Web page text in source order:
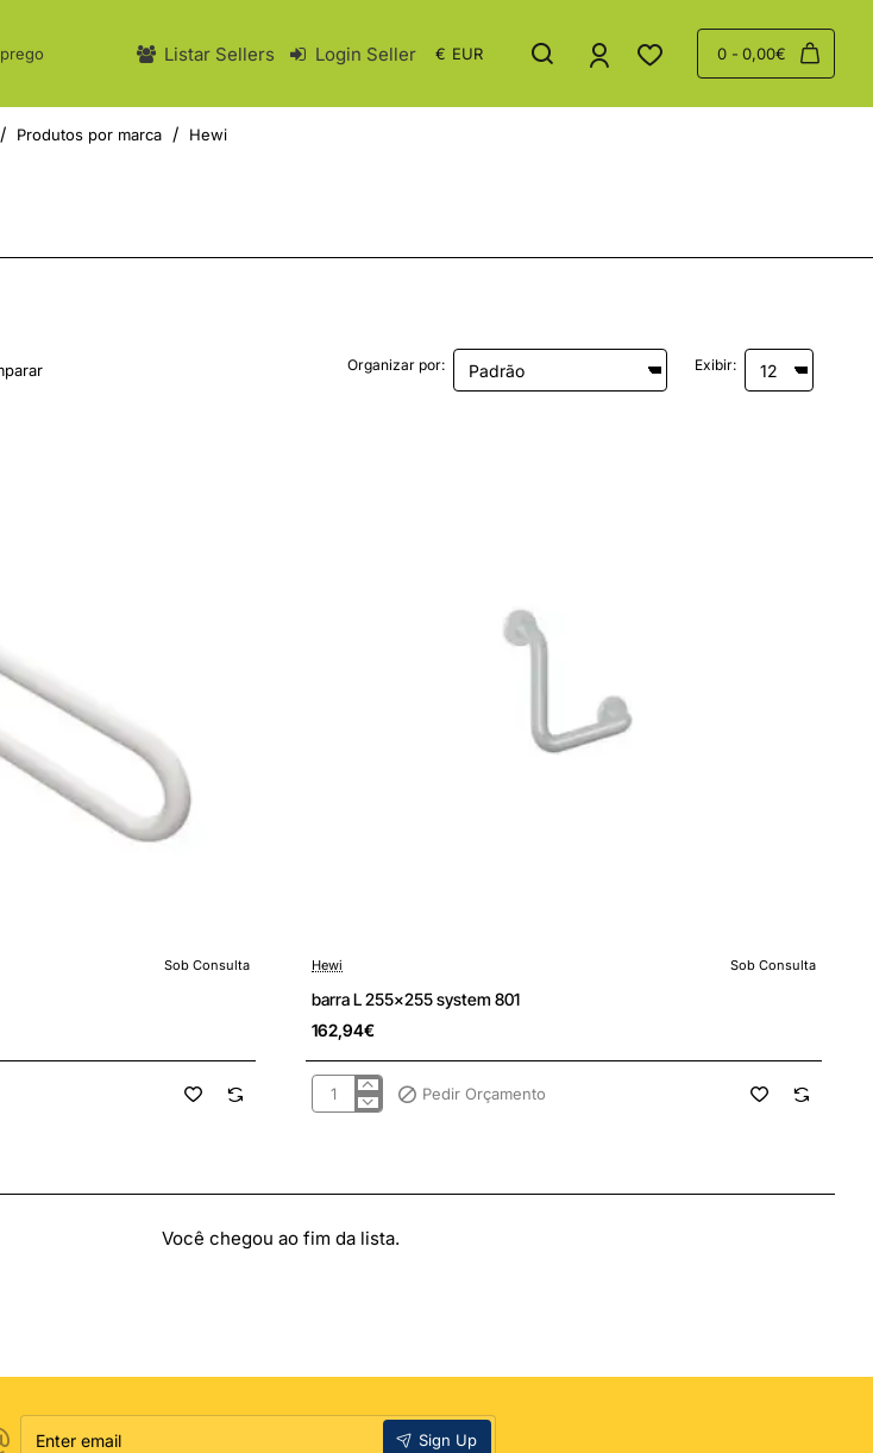
Listar Sellers Login Seller € EUR 0 - 0,00€
Produtos por marca Hewi
Organizar por: Exibir:
Sob Consulta Sob Consulta
Hewi Sob Consulta
barra L 255x255 system 801
162,94€
barra
Pedir Orçamento
Você chegou ao fim da lista.
Enter
email
Sign Up